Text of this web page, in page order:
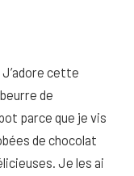
cette
de
parce que je vis
de chocolat
Je les ai